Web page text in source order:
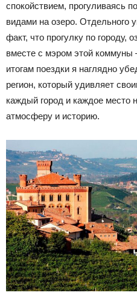
спокойствием, прогуливаясь
видами на озеро. Отдельного
факт, что прогулку по городу,
вместе с мэром этой
итогам поездки я наглядно
регион, который удивляет
каждый город и каждое место
атмосферу и историю.